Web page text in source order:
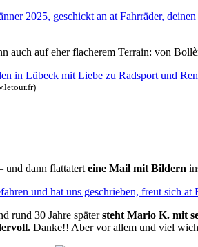
auch auf eher flacherem Terrain: von
und dann flattatert eine Mail mit Bildern
rund 30 Jahre spätersteht Mario K. mit
Danke!! Aber vor allem und viel